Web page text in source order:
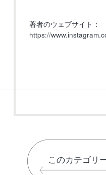
著者のウェブサイト：
https://
このカテゴリ